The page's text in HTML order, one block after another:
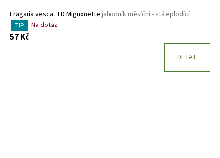
Fragaria vesca LTD Mignonette jahodník měsíční - stáleplodící
TIP Na dotaz
57 Kč
DETAIL